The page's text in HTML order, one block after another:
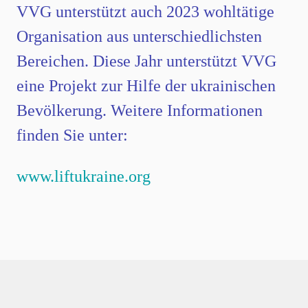
VVG unterstützt auch 2023 wohltätige
Organisation aus unterschiedlichsten
Bereichen. Diese Jahr unterstützt VVG
eine Projekt zur Hilfe der ukrainischen
Bevölkerung. Weitere Informationen
finden Sie unter:
www.liftukraine.org